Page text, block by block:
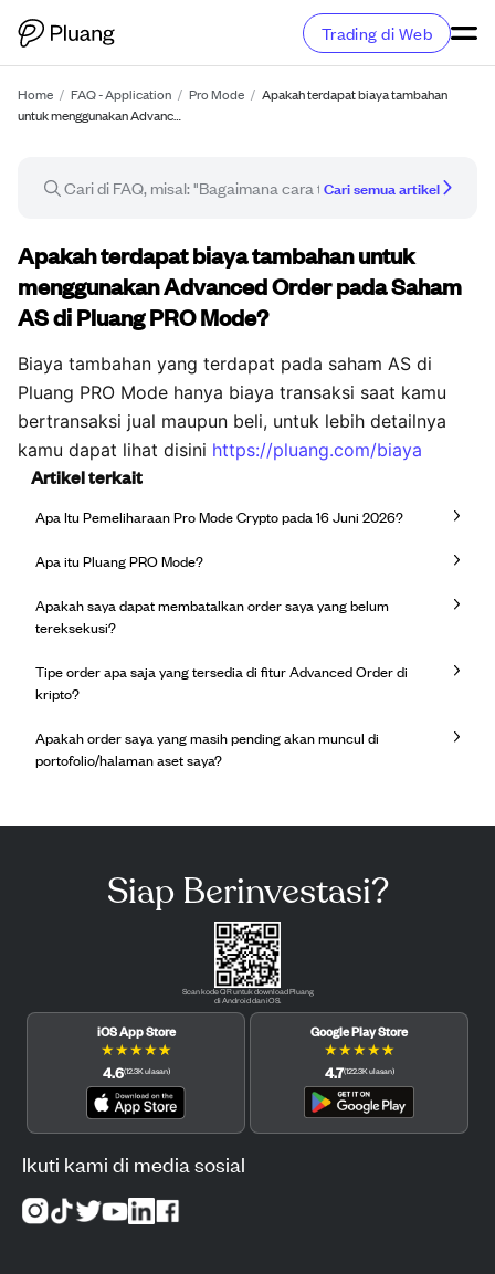
Trading di Web
Home / FAQ - Application / Pro Mode / Apakah terdapat biaya tambahan
untuk menggunakan Advanc…
Cari semua artikel
Artikel FAQ
Apakah terdapat biaya tambahan untuk
menggunakan Advanced Order pada Saham
AS di Pluang PRO Mode?
Biaya tambahan yang terdapat pada saham AS di
Pluang PRO Mode hanya biaya transaksi saat kamu
bertransaksi jual maupun beli, untuk lebih detailnya
kamu dapat lihat disini https://pluang.com/biaya
Artikel terkait
Apa Itu Pemeliharaan Pro Mode Crypto pada 16 Juni 2026?
Apa itu Pluang PRO Mode?
Apakah saya dapat membatalkan order saya yang belum
tereksekusi?
Tipe order apa saja yang tersedia di fitur Advanced Order di
kripto?
Apakah order saya yang masih pending akan muncul di
portofolio/halaman aset saya?
Siap Berinvestasi?
Scan kode QR untuk download Pluang
di Android dan iOS.
iOS App Store
★★★★★
4.6(12.3K ulasan)
Google Play Store
★★★★★
4.7(122.3K ulasan)
Ikuti kami di media sosial